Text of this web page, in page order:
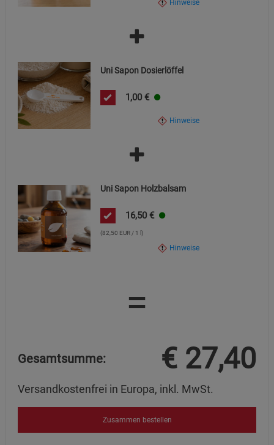
Hinweise
Uni Sapon Dosierlöffel
1,00 €
Hinweise
Uni Sapon Holzbalsam
16,50 €
(82,50 EUR / 1 l)
Hinweise
=
Gesamtsumme: € 27,40
Versandkostenfrei in Europa, inkl. MwSt.
Zusammen bestellen